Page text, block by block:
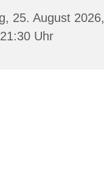
25. August 2026,
Uhr